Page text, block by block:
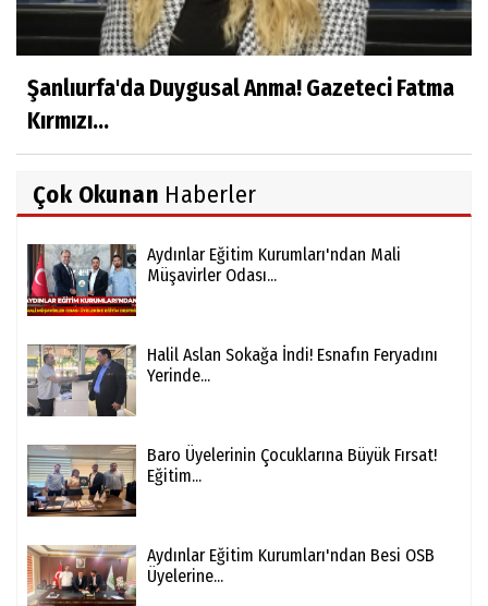
Şanlıurfa'da Duygusal Anma! Gazeteci Fatma
Kırmızı...
Çok Okunan Haberler
Aydınlar Eğitim Kurumları'ndan Mali
Müşavirler Odası...
Halil Aslan Sokağa İndi! Esnafın Feryadını
Yerinde...
Baro Üyelerinin Çocuklarına Büyük Fırsat!
Eğitim...
Aydınlar Eğitim Kurumları'ndan Besi OSB
Üyelerine...